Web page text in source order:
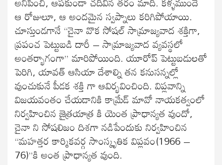
ఆ రోజులూ, ఆ అందమైన స్వప్నాలు కరిగిపోయాయి.
చూస్తుండగానే “చైనా వొక సోషల్ సామ్రాజ్యవాద శక్తిగా,
ప్రపంచ పెట్టుబడి దారీ – సామ్రాజ్యవాద వ్యవస్థలో
అంతర్భాగంగా” మారిపోయింది. యూరోప్ పెట్టుబడులతో
పెరిగి, యావత్ ఆసియా దేశాల్ని తన కనుసన్నల్లో
వుంచుకునే పీడక శక్తి గా ఆవిర్భవించింది. విప్లవాన్ని
విజయవంతం చేయడానికి కామ్రేడ్ మావో నాయకత్వంలో
నిర్వహించిన జైత్రయాత్ర కి యెంత ప్రాధాన్యత వుందో,
చైనా ని సోషలిజం దిశగా నడిపేందుకు నిర్వహించిన
“మహత్తర కార్మికవర్గ సాంస్కృతిక విప్లవం(1966 –
76)”కి అంత ప్రాధాన్యత వుంది.